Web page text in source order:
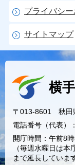
プライバシ
サイトマップ
横
〒013-8601 秋田
電話番号（代表
開庁時間：午前8
（毎週水曜日は
まで延長していま